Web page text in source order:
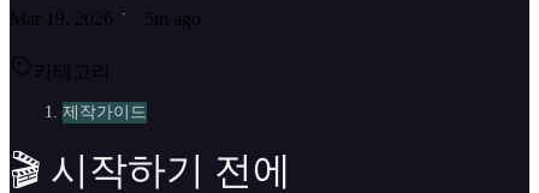
Mar 19, 2026 5m ago
카테고리
제작가이드
🎬 시작하기 전에